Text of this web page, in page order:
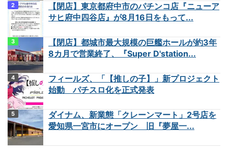
【閉店】東京都府中市のパチンコ店『ニューア
サヒ府中四谷店』が8月16日をもって...
【閉店】都城市最大規模の巨艦ホールが約3年
8カ月で営業終了、『Super D'station...
フィールズ、「【推しの子】」新プロジェクト
始動 パチスロ化を正式発表
ダイナム、新業態「クレーンマート」2号店を
愛知県一宮市にオープン 旧『夢屋一...